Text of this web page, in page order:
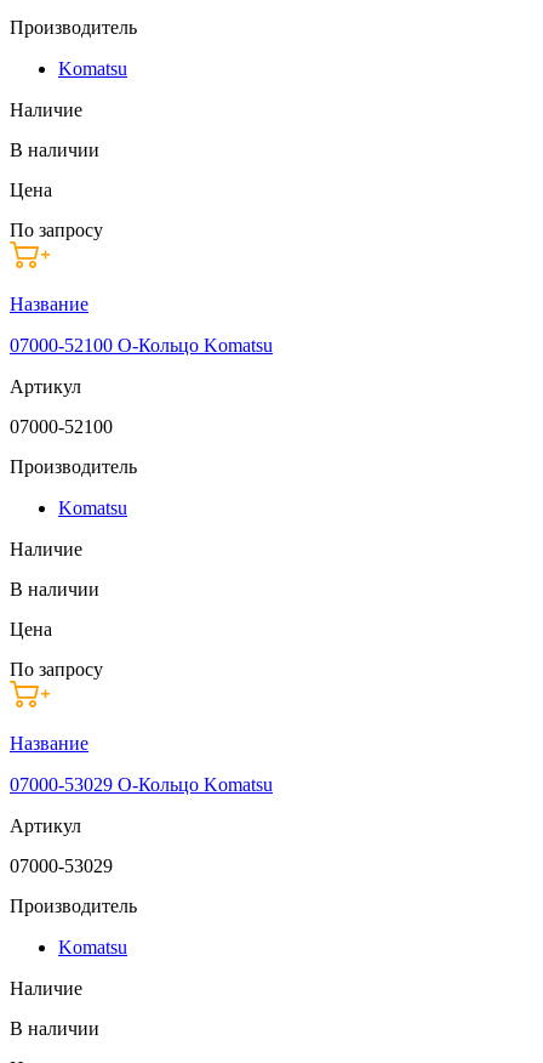
Производитель
Komatsu
Наличие
В наличии
Цена
По запросу
Название
07000-52100 О-Кольцо Komatsu
Артикул
07000-52100
Производитель
Komatsu
Наличие
В наличии
Цена
По запросу
Название
07000-53029 О-Кольцо Komatsu
Артикул
07000-53029
Производитель
Komatsu
Наличие
В наличии